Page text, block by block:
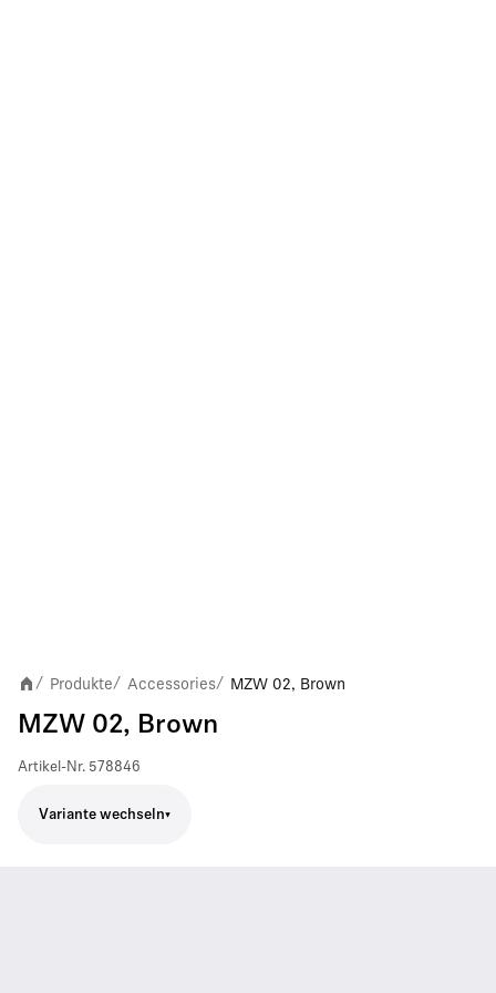
/ Produkte/ Accessories/ MZW 02, Brown
MZW 02, Brown
Artikel-Nr. 578846
Variante wechseln